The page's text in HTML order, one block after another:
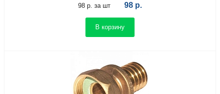
98 р. за шт 98 р.
В корзину